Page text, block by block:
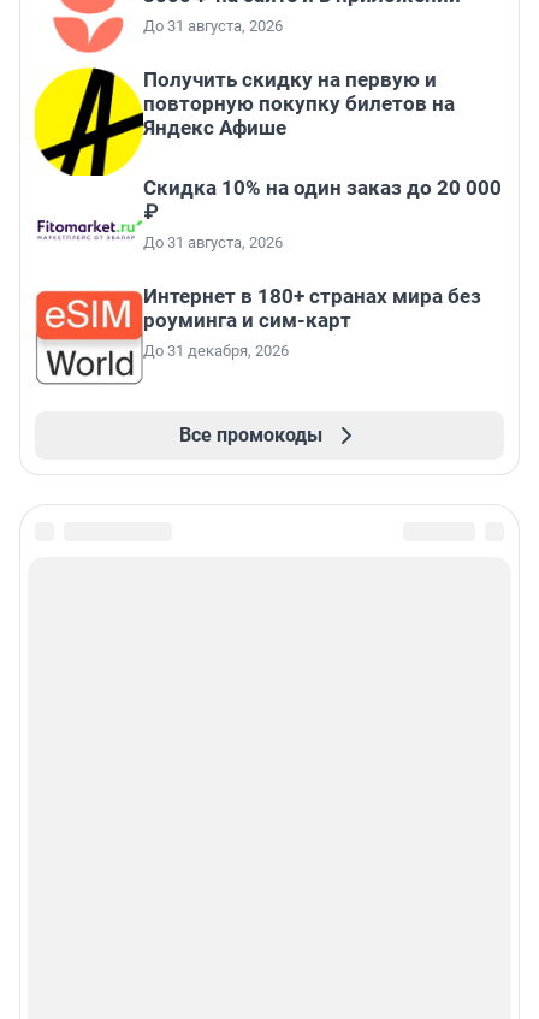
До 31 августа, 2026
Получить скидку на первую и
повторную покупку билетов на
Яндекс Афише
Скидка 10% на один заказ до 20 000
₽
До 31 августа, 2026
Интернет в 180+ странах мира без
роуминга и сим-карт
До 31 декабря, 2026
Все промокоды